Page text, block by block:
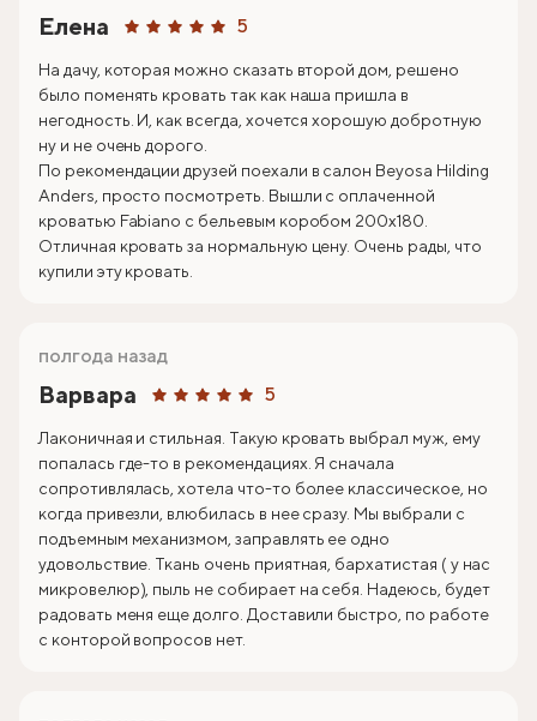
Елена 5
На дачу, которая можно сказать второй дом, решено
было поменять кровать так как наша пришла в
негодность. И, как всегда, хочется хорошую добротную
ну и не очень дорого.
По рекомендации друзей поехали в салон Beyosa Hilding
Anders, просто посмотреть. Вышли с оплаченной
кроватью Fabiano с бельевым коробом 200х180.
Отличная кровать за нормальную цену. Очень рады, что
купили эту кровать.
Варвара 5
полгода назад
Лаконичная и стильная. Такую кровать выбрал муж, ему
попалась где-то в рекомендациях. Я сначала
сопротивлялась, хотела что-то более классическое, но
когда привезли, влюбилась в нее сразу. Мы выбрали с
подъемным механизмом, заправлять ее одно
удовольствие. Ткань очень приятная, бархатистая ( у нас
микровелюр), пыль не собирает на себя. Надеюсь, будет
радовать меня еще долго. Доставили быстро, по работе
с конторой вопросов нет.